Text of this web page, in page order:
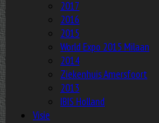
2017
2016
2015
World Expo 2015 Milaan
2014
Ziekenhuis Amersfoort
2013
IBIS Holland
Visie